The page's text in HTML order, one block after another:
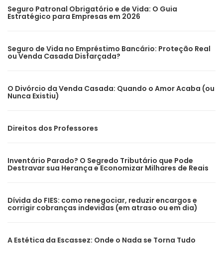
Seguro Patronal Obrigatório e de Vida: O Guia
Estratégico para Empresas em 2026
Seguro de Vida no Empréstimo Bancário: Proteção Real
ou Venda Casada Disfarçada?
O Divórcio da Venda Casada: Quando o Amor Acaba (ou
Nunca Existiu)
Direitos dos Professores
Inventário Parado? O Segredo Tributário que Pode
Destravar sua Herança e Economizar Milhares de Reais
Dívida do FIES: como renegociar, reduzir encargos e
corrigir cobranças indevidas (em atraso ou em dia)
A Estética da Escassez: Onde o Nada se Torna Tudo